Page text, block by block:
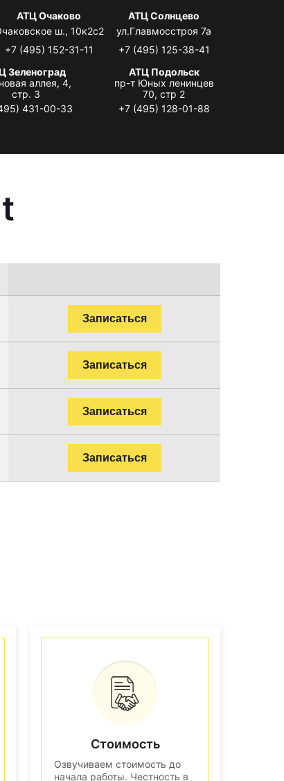
АТЦ Очаково
ш., 10к2с2
+7 (495) 152-31-11
АТЦ Солнцево
ул.Главмосстроя 7а
+7 (495) 125-38-41
Зеленоград
аллея, 4,
стр. 3
431-00-33
АТЦ Подольск
пр-т Юных ленинцев
70, стр 2
+7 (495) 128-01-88
Записаться
Записаться
Записаться
Записаться
Стоимость
Озвучиваем стоимость до
начала работы. Честность в